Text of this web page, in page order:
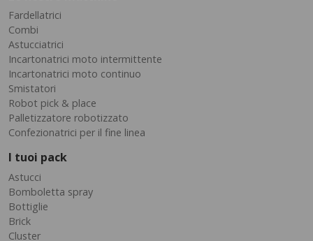
Fardellatrici
Combi
Astucciatrici
Incartonatrici moto intermittente
Incartonatrici moto continuo
Smistatori
Robot pick & place
Palletizzatore robotizzato
Confezionatrici per il fine linea
I tuoi pack
Astucci
Bomboletta spray
Bottiglie
Brick
Cluster